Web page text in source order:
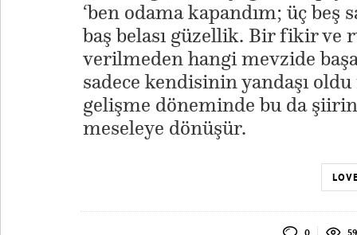
‘ben odama kapandım; üç beş
baş belası güzellik. Bir fikir ve
verilmeden hangi mevzide
sadece kendisinin yandaşı
gelişme döneminde bu da şiirin
meseleye dönüşür.
0